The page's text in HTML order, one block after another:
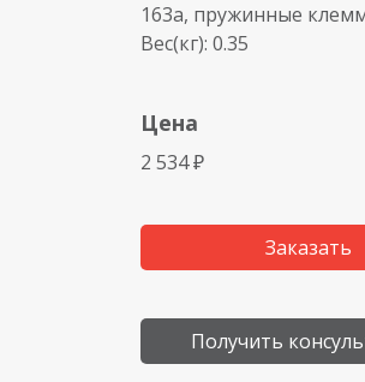
163a, пружинные
Вес(кг): 0.35
Цена
2 534 ₽
Заказать
Получить